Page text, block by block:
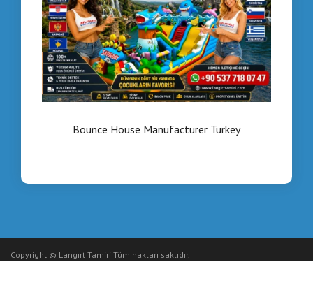
Bounce House Manufacturer Turkey
Copyright © Langırt Tamiri Tüm hakları saklıdır.